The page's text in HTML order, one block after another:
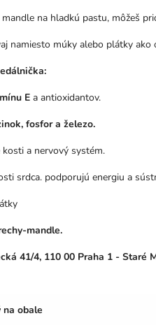
na hladkú pastu, môžeš
namiesto múky alebo plátky ako
E a antioxidantov.
fosfor a železo.
a nervový systém.
srdca. podporujú energiu a
mandle.
41/4, 110 00 Praha 1 - Staré
na obale